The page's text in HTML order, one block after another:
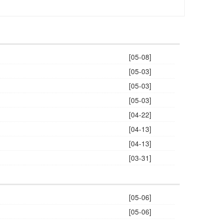
[05-08]
[05-03]
[05-03]
[05-03]
[04-22]
[04-13]
[04-13]
[03-31]
[05-06]
[05-06]